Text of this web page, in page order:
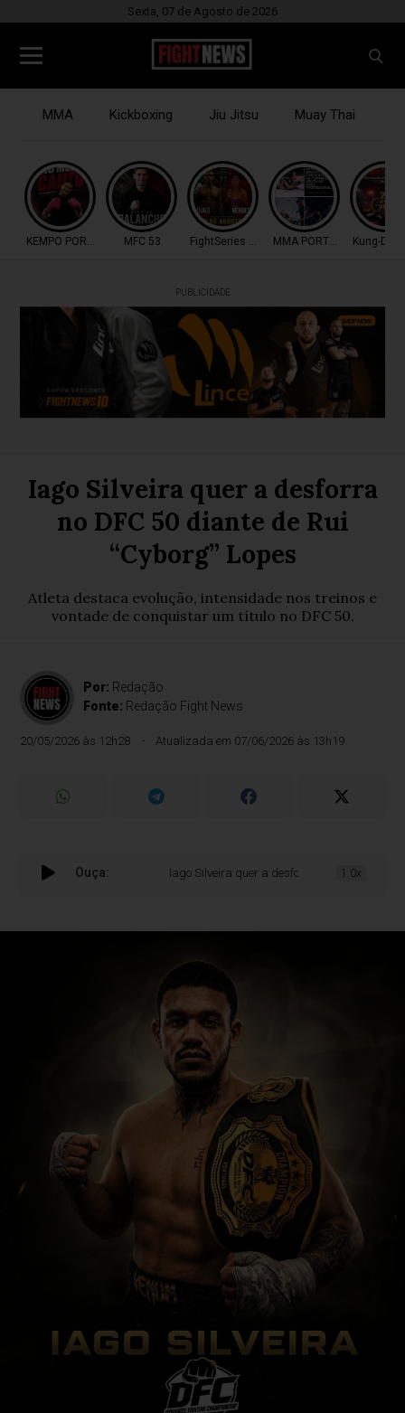
Sexta, 07 de Agosto de 2026
MMA Kickboxing Jiu Jitsu Muay Thai
KEMPO PORTUGAL MFC 53 FightSeries 11 MMA PORTUGALKung-Do
PUBLICIDADE
Iago Silveira quer a desforra
no DFC 50 diante de Rui
“Cyborg” Lopes
Atleta destaca evolução, intensidade nos treinos e
vontade de conquistar um título no DFC 50.
Por: Redação
Fonte: Redação Fight News
20/05/2026 às 12h28 Atualizada em 07/06/2026 às 13h19
Ouça: Iago Silveira quer a desforra no DFC 50 diante de
1.0x